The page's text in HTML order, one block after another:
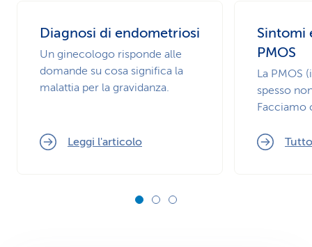
Diagnosi di endometriosi
Un ginecologo risponde alle
domande su cosa significa la
malattia per la gravidanza.
Leggi l'articolo
Sintomi
PMOS
La PMOS
spesso
Facciamo